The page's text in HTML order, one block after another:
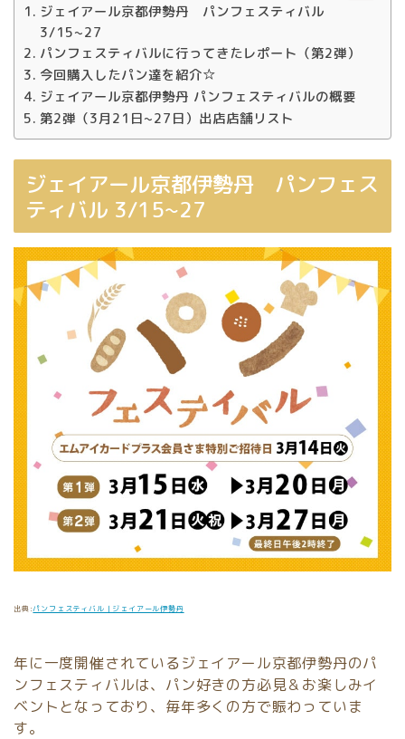
ジェイアール京都伊勢丹 パンフェスティバル
3/15~27
パンフェスティバルに行ってきたレポート（第2弾）
今回購入したパン達を紹介☆
ジェイアール京都伊勢丹 パンフェスティバルの概要
第2弾（3月21日~27日）出店店舗リスト
ジェイアール京都伊勢丹 パンフェス
ティバル 3/15~27
出典:パンフェスティバル｜ジェイアール伊勢丹
年に一度開催されているジェイアール京都伊勢丹のパ
ンフェスティバルは、パン好きの方必見＆お楽しみイ
ベントとなっており、毎年多くの方で賑わっていま
す。